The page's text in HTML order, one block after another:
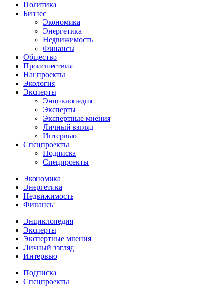
Политика
Бизнес
Экономика
Энергетика
Недвижимость
Финансы
Общество
Происшествия
Нацпроекты
Экология
Эксперты
Энциклопедия
Эксперты
Экспертные мнения
Личный взгляд
Интервью
Спецпроекты
Подписка
Спецпроекты
Экономика
Энергетика
Недвижимость
Финансы
Энциклопедия
Эксперты
Экспертные мнения
Личный взгляд
Интервью
Подписка
Спецпроекты